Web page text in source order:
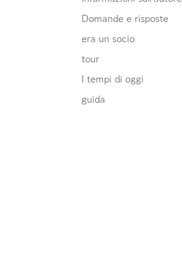
Domande e risposte
era un socio
tour
I tempi di oggi
guida